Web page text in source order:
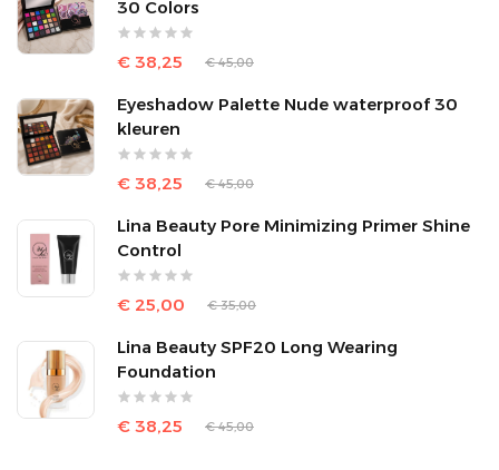
30 Colors
€ 38,25 € 45,00
Eyeshadow Palette Nude waterproof 30
kleuren
€ 38,25 € 45,00
Lina Beauty Pore Minimizing Primer Shine
Control
€ 25,00 € 35,00
Lina Beauty SPF20 Long Wearing
Foundation
€ 38,25 € 45,00